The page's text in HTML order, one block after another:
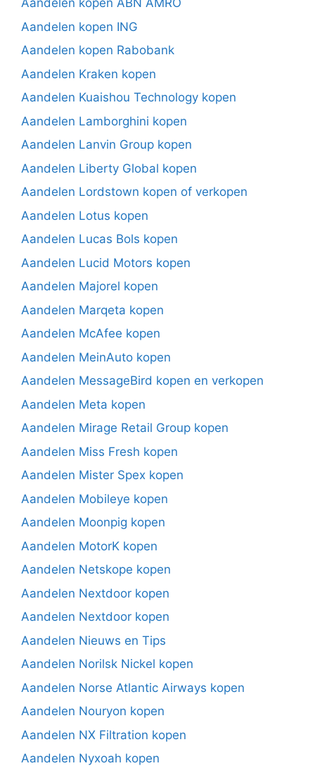
Aandelen kopen ABN AMRO
Aandelen kopen ING
Aandelen kopen Rabobank
Aandelen Kraken kopen
Aandelen Kuaishou Technology kopen
Aandelen Lamborghini kopen
Aandelen Lanvin Group kopen
Aandelen Liberty Global kopen
Aandelen Lordstown kopen of verkopen
Aandelen Lotus kopen
Aandelen Lucas Bols kopen
Aandelen Lucid Motors kopen
Aandelen Majorel kopen
Aandelen Marqeta kopen
Aandelen McAfee kopen
Aandelen MeinAuto kopen
Aandelen MessageBird kopen en verkopen
Aandelen Meta kopen
Aandelen Mirage Retail Group kopen
Aandelen Miss Fresh kopen
Aandelen Mister Spex kopen
Aandelen Mobileye kopen
Aandelen Moonpig kopen
Aandelen MotorK kopen
Aandelen Netskope kopen
Aandelen Nextdoor kopen
Aandelen Nextdoor kopen
Aandelen Nieuws en Tips
Aandelen Norilsk Nickel kopen
Aandelen Norse Atlantic Airways kopen
Aandelen Nouryon kopen
Aandelen NX Filtration kopen
Aandelen Nyxoah kopen